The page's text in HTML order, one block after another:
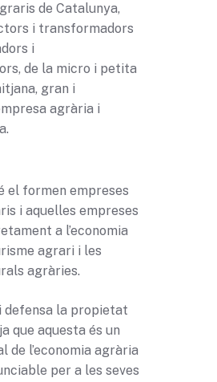
de Catalunya,
i transformadors
i
de la micro i petita
gran i
agrària i
el formen empreses
i aquelles empreses
a l’economia
agrari i les
agràries.
defensa la propietat
que aquesta és un
de l’economia agrària
per a les seves